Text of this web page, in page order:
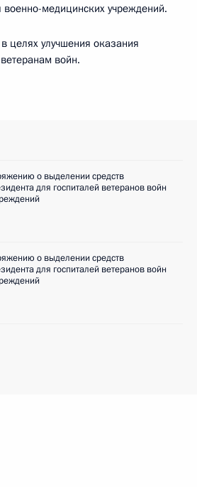
медицинских учреждений.
целях улучшения оказания
войн.
о выделении средств
для госпиталей ветеранов войн
о выделении средств
для госпиталей ветеранов войн